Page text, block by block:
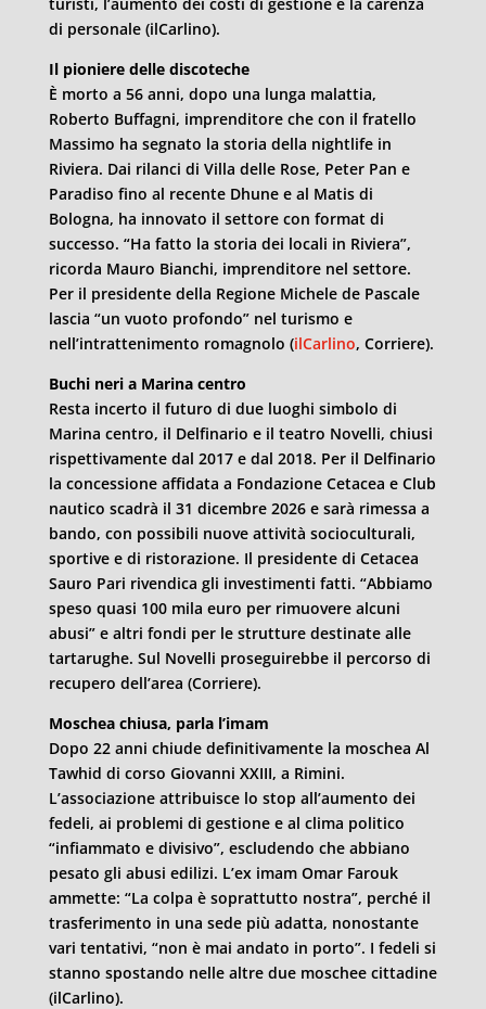
di personale (ilCarlino).
Il pioniere delle discoteche
È morto a 56 anni, dopo una lunga malattia,
Roberto Buffagni, imprenditore che con il fratello
Massimo ha segnato la storia della nightlife in
Riviera. Dai rilanci di Villa delle Rose, Peter Pan e
Paradiso fino al recente Dhune e al Matis di
Bologna, ha innovato il settore con format di
successo. “Ha fatto la storia dei locali in Riviera”,
ricorda Mauro Bianchi, imprenditore nel settore.
Per il presidente della Regione Michele de Pascale
lascia “un vuoto profondo” nel turismo e
nell’intrattenimento romagnolo (ilCarlino, Corriere).
Buchi neri a Marina centro
Resta incerto il futuro di due luoghi simbolo di
Marina centro, il Delfinario e il teatro Novelli, chiusi
rispettivamente dal 2017 e dal 2018. Per il Delfinario
la concessione affidata a Fondazione Cetacea e Club
nautico scadrà il 31 dicembre 2026 e sarà rimessa a
bando, con possibili nuove attività socioculturali,
sportive e di ristorazione. Il presidente di Cetacea
Sauro Pari rivendica gli investimenti fatti. “Abbiamo
speso quasi 100 mila euro per rimuovere alcuni
abusi” e altri fondi per le strutture destinate alle
tartarughe. Sul Novelli proseguirebbe il percorso di
recupero dell’area (Corriere).
Moschea chiusa, parla l’imam
Dopo 22 anni chiude definitivamente la moschea Al
Tawhid di corso Giovanni XXIII, a Rimini.
L’associazione attribuisce lo stop all’aumento dei
fedeli, ai problemi di gestione e al clima politico
“infiammato e divisivo”, escludendo che abbiano
pesato gli abusi edilizi. L’ex imam Omar Farouk
ammette: “La colpa è soprattutto nostra”, perché il
trasferimento in una sede più adatta, nonostante
vari tentativi, “non è mai andato in porto”. I fedeli si
stanno spostando nelle altre due moschee cittadine
(ilCarlino).